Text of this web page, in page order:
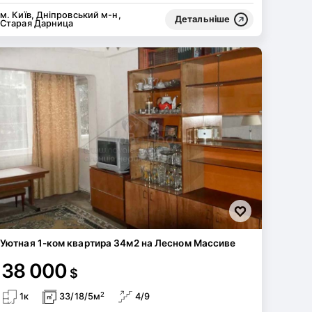
м. Київ, Дніпровський м-н,
Старая Дарница
Детальніше
Уютная 1-ком квартира 34м2 на Лесном Массиве
38 000 $
1к 33/18/5м2 4/9